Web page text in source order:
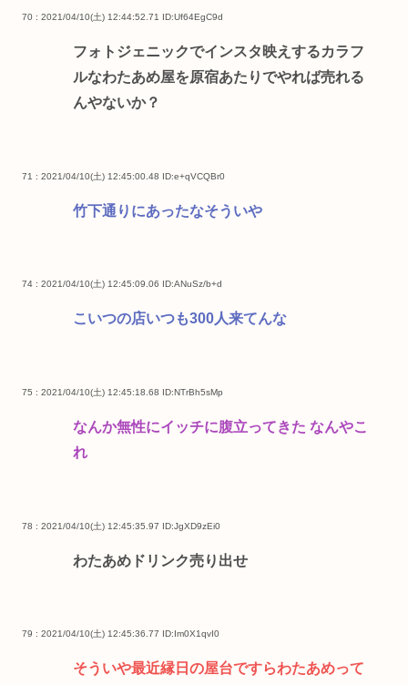
70 : 2021/04/10(土) 12:44:52.71 ID:Uf64EgC9d
フォトジェニックでインスタ映えするカラフ
ルなわたあめ屋を原宿あたりでやれば売れる
んやないか？
71 : 2021/04/10(土) 12:45:00.48 ID:e+qVCQBr0
竹下通りにあったなそういや
74 : 2021/04/10(土) 12:45:09.06 ID:ANuSz/b+d
こいつの店いつも300人来てんな
75 : 2021/04/10(土) 12:45:18.68 ID:NTrBh5sMp
なんか無性にイッチに腹立ってきた なんやこ
れ
78 : 2021/04/10(土) 12:45:35.97 ID:JgXD9zEi0
わたあめドリンク売り出せ
79 : 2021/04/10(土) 12:45:36.77 ID:Im0X1qvI0
そういや最近縁日の屋台ですらわたあめって